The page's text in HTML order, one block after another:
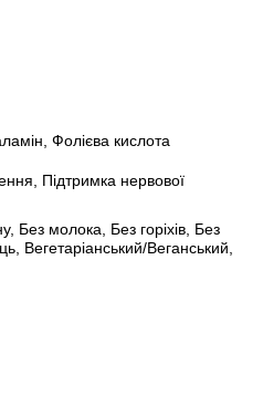
Фолієва кислота
Підтримка нервової
Без молока, Без горіхів, Без
Вегетаріанський/Веганський,